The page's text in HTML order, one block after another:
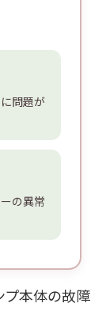
問題が
の異常
プ本体の故障